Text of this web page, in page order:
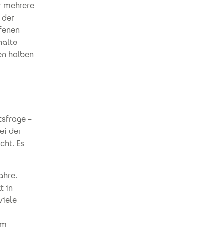
mehrere
der
halben
–
der
Es
in